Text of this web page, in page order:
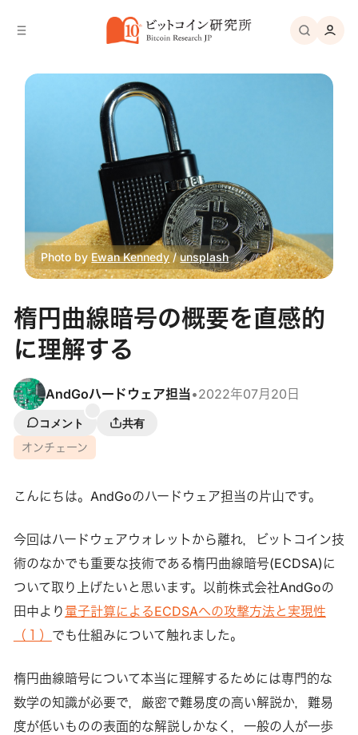
Photo byEwan Kennedy/unsplash
楕円曲線暗号の概要を直感的
に理解する
AndGoハードウェア担当•2022年07月20日
コメント
共有
オンチェーン
こんにちは。AndGoのハードウェア担当の片山です。
今回はハードウェアウォレットから離れ，ビットコイン技
術のなかでも重要な技術である楕円曲線暗号(ECDSA)に
ついて取り上げたいと思います。以前株式会社AndGoの
田中より 量子計算によるECDSAへの攻撃方法と実現性
（１） でも仕組みについて触れました。
楕円曲線暗号について本当に理解するためには専門的な
数学の知識が必要で，厳密で難易度の高い解説か，難易
度が低いものの表面的な解説しかなく，一般の人が一歩